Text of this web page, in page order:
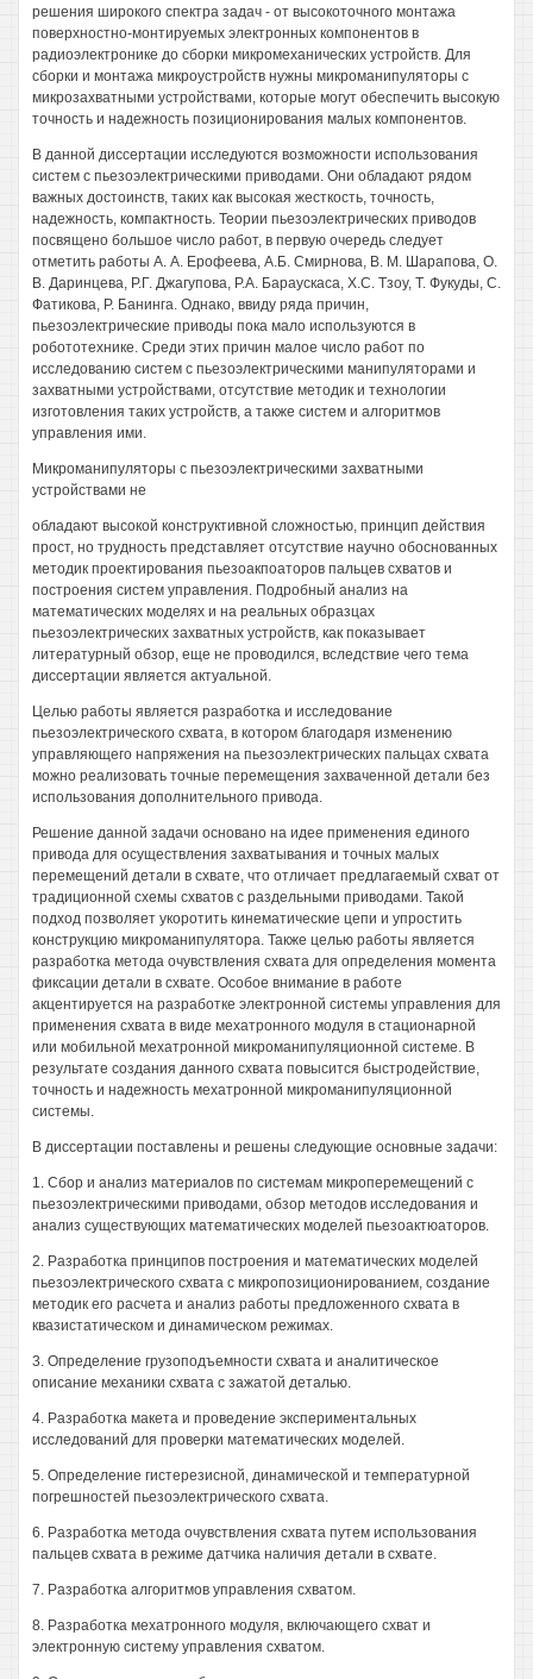
решения широкого спектра задач - от высокоточного монтажа
поверхностно-монтируемых электронных компонентов в
радиоэлектронике до сборки микромеханических устройств. Для
сборки и монтажа микроустройств нужны микроманипуляторы с
микрозахватными устройствами, которые могут обеспечить высокую
точность и надежность позиционирования малых компонентов.
В данной диссертации исследуются возможности использования
систем с пьезоэлектрическими приводами. Они обладают рядом
важных достоинств, таких как высокая жесткость, точность,
надежность, компактность. Теории пьезоэлектрических приводов
посвящено большое число работ, в первую очередь следует
отметить работы А. А. Ерофеева, А.Б. Смирнова, В. М. Шарапова, О.
В. Даринцева, Р.Г. Джагупова, P.A. Бараускаса, Х.С. Тзоу, Т. Фукуды, С.
Фатикова, Р. Банинга. Однако, ввиду ряда причин,
пьезоэлектрические приводы пока мало используются в
робототехнике. Среди этих причин малое число работ по
исследованию систем с пьезоэлектрическими манипуляторами и
захватными устройствами, отсутствие методик и технологии
изготовления таких устройств, а также систем и алгоритмов
управления ими.
Микроманипуляторы с пьезоэлектрическими захватными
устройствами не
обладают высокой конструктивной сложностью, принцип действия
прост, но трудность представляет отсутствие научно обоснованных
методик проектирования пьезоакпоаторов пальцев схватов и
построения систем управления. Подробный анализ на
математических моделях и на реальных образцах
пьезоэлектрических захватных устройств, как показывает
литературный обзор, еще не проводился, вследствие чего тема
диссертации является актуальной.
Целью работы является разработка и исследование
пьезоэлектрического схвата, в котором благодаря изменению
управляющего напряжения на пьезоэлектрических пальцах схвата
можно реализовать точные перемещения захваченной детали без
использования дополнительного привода.
Решение данной задачи основано на идее применения единого
привода для осуществления захватывания и точных малых
перемещений детали в схвате, что отличает предлагаемый схват от
традиционной схемы схватов с раздельными приводами. Такой
подход позволяет укоротить кинематические цепи и упростить
конструкцию микроманипулятора. Также целью работы является
разработка метода очувствления схвата для определения момента
фиксации детали в схвате. Особое внимание в работе
акцентируется на разработке электронной системы управления для
применения схвата в виде мехатронного модуля в стационарной
или мобильной мехатронной микроманипуляционной системе. В
результате создания данного схвата повысится быстродействие,
точность и надежность мехатронной микроманипуляционной
системы.
В диссертации поставлены и решены следующие основные задачи:
1. Сбор и анализ материалов по системам микроперемещений с
пьезоэлектрическими приводами, обзор методов исследования и
анализ существующих математических моделей пьезоактюаторов.
2. Разработка принципов построения и математических моделей
пьезоэлектрического схвата с микропозиционированием, создание
методик его расчета и анализ работы предложенного схвата в
квазистатическом и динамическом режимах.
3. Определение грузоподъемности схвата и аналитическое
описание механики схвата с зажатой деталью.
4. Разработка макета и проведение экспериментальных
исследований для проверки математических моделей.
5. Определение гистерезисной, динамической и температурной
погрешностей пьезоэлектрического схвата.
6. Разработка метода очувствления схвата путем использования
пальцев схвата в режиме датчика наличия детали в схвате.
7. Разработка алгоритмов управления схватом.
8. Разработка мехатронного модуля, включающего схват и
электронную систему управления схватом.